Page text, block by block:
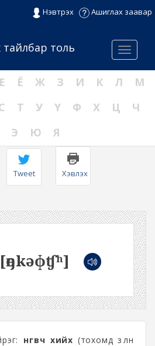
Нэвтрэх Ашиглах заавар
Menu
толь
Е Ё Ж З И К Л
М
Т У Ү Ф Х Ц
Ч
Э Ю Я
Tweet Хэвлэх
[өŋkəɸʧʰ]
өнгөвч хийх (тохомд зөөлөн